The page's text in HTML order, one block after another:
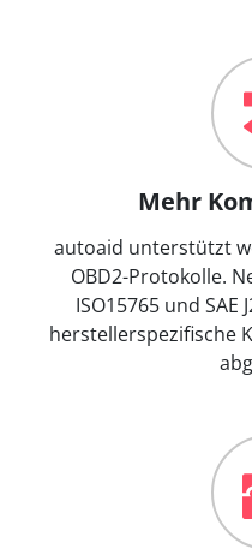
Mehr
autoaid unterstützt
OBD2-Protokolle.
ISO15765 und SAE
herstellerspezifische